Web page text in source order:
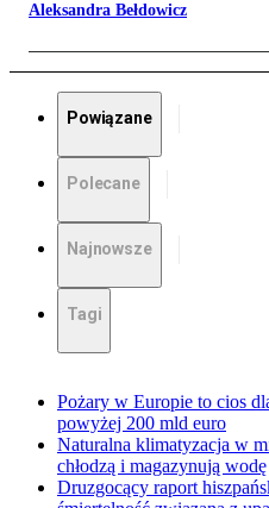
Aleksandra Bełdowicz
Powiązane
Polecane
Najnowsze
Tagi
Pożary w Europie to cios
powyżej 200 mld euro
Naturalna klimatyzacja w
chłodzą i magazynują wodę
Druzgocący raport